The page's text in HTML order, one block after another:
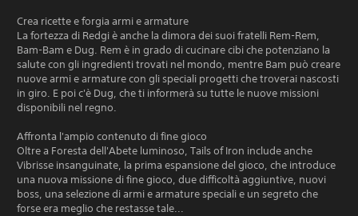
Crea ricette e forgia armi e armature
La fortezza di Redgi è anche la dimora dei suoi fratelli Rem-Rem,
Bam-Bam e Dug. Rem è in grado di cucinare cibi che potenziano la
salute con gli ingredienti trovati nel mondo, mentre Bam può creare
nuove armi e armature con gli speciali progetti che troverai nascosti
in giro. E poi c'è Dug, che ti informerà su tutte le nuove missioni
disponibili nel regno.
Affronta l'ampio contenuto di fine gioco
Oltre a Foresta dell'Abete luminoso, Tails of Iron include anche
Vibrisse insanguinate, la prima espansione del gioco, che introduce
una nuova missione di fine gioco, due difficoltà aggiuntive, nuovi
boss, una selezione di armi e armature speciali e un segreto che
forse era meglio che restasse tale...